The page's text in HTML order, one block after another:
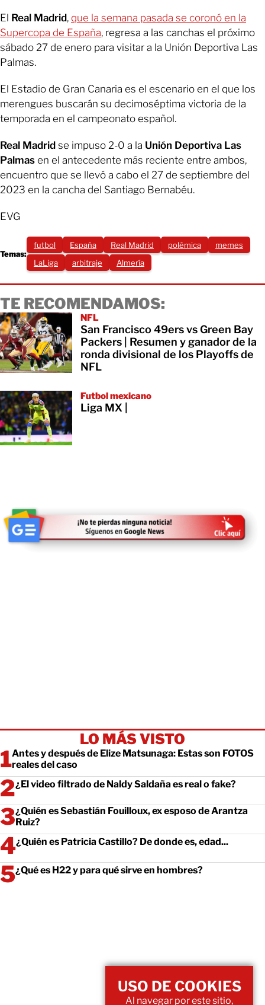
El Real Madrid, que la semana pasada se coronó en la
Supercopa de España, regresa a las canchas el próximo
sábado 27 de enero para visitar a la Unión Deportiva Las
Palmas.
El Estadio de Gran Canaria es el escenario en el que los
merengues buscarán su decimoséptima victoria de la
temporada en el campeonato español.
Real Madrid se impuso 2-0 a la Unión Deportiva Las
Palmas en el antecedente más reciente entre ambos,
encuentro que se llevó a cabo el 27 de septiembre del
2023 en la cancha del Santiago Bernabéu.
EVG
Temas:
futbol España Real Madrid polémica
memes
‪LaLiga‬
arbitraje Almería
TE RECOMENDAMOS:
NFL
San Francisco 49ers vs Green Bay
Packers | Resumen y ganador de la
ronda divisional de los Playoffs de
NFL
Futbol mexicano
Liga MX |
LO MÁS VISTO
Antes y después de Elize Matsunaga: Estas son FOTOS
reales del caso
¿El video filtrado de Naldy Saldaña es real o fake?
¿Quién es Sebastián Fouilloux, ex esposo de Arantza
Ruiz?
¿Quién es Patricia Castillo? De donde es, edad...
¿Qué es H22 y para qué sirve en hombres?
USO DE COOKIES
Al navegar por este sitio,